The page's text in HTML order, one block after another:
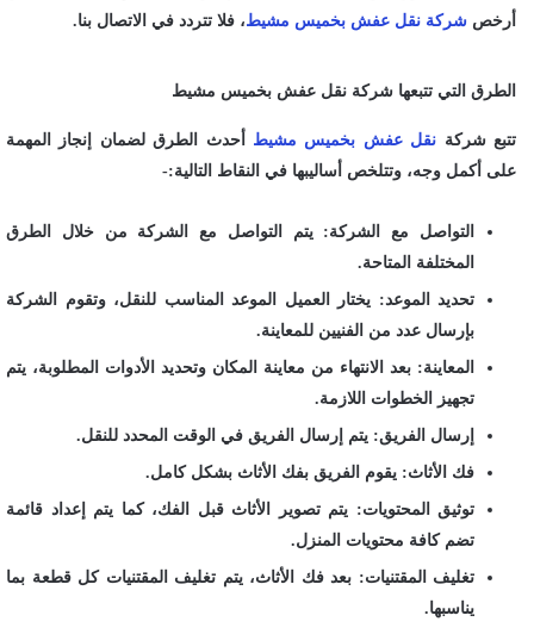
أرخص شركة نقل عفش بخميس مشيط، فلا تتردد في الاتصال بنا.
الطرق التي تتبعها شركة نقل عفش بخميس مشيط
تتبع شركة نقل عفش بخميس مشيط أحدث الطرق لضمان إنجاز المهمة
على أكمل وجه، وتتلخص أساليبها في النقاط التالية:-
التواصل مع الشركة: يتم التواصل مع الشركة من خلال الطرق
المختلفة المتاحة.
تحديد الموعد: يختار العميل الموعد المناسب للنقل، وتقوم الشركة
بإرسال عدد من الفنيين للمعاينة.
المعاينة: بعد الانتهاء من معاينة المكان وتحديد الأدوات المطلوبة، يتم
تجهيز الخطوات اللازمة.
إرسال الفريق: يتم إرسال الفريق في الوقت المحدد للنقل.
فك الأثاث: يقوم الفريق بفك الأثاث بشكل كامل.
توثيق المحتويات: يتم تصوير الأثاث قبل الفك، كما يتم إعداد قائمة
تضم كافة محتويات المنزل.
تغليف المقتنيات: بعد فك الأثاث، يتم تغليف المقتنيات كل قطعة بما
يناسبها.